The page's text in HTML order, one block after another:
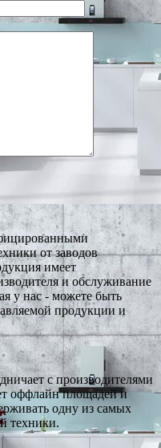
от заводов
имеет
и обслуживание
у нас - можете быть
продукции и
с производителями
оффлайн площадей и
одну из самых
техники.